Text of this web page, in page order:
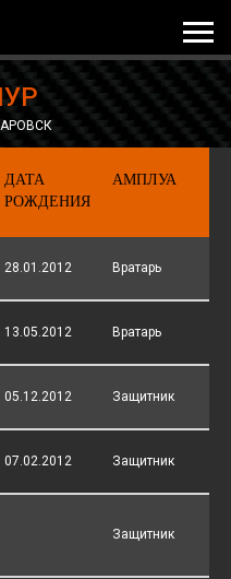
ДАТА
РОЖДЕНИЯ
АМПЛУА
28.01.2012 Вратарь
13.05.2012 Вратарь
05.12.2012 Защитник
07.02.2012 Защитник
Защитник